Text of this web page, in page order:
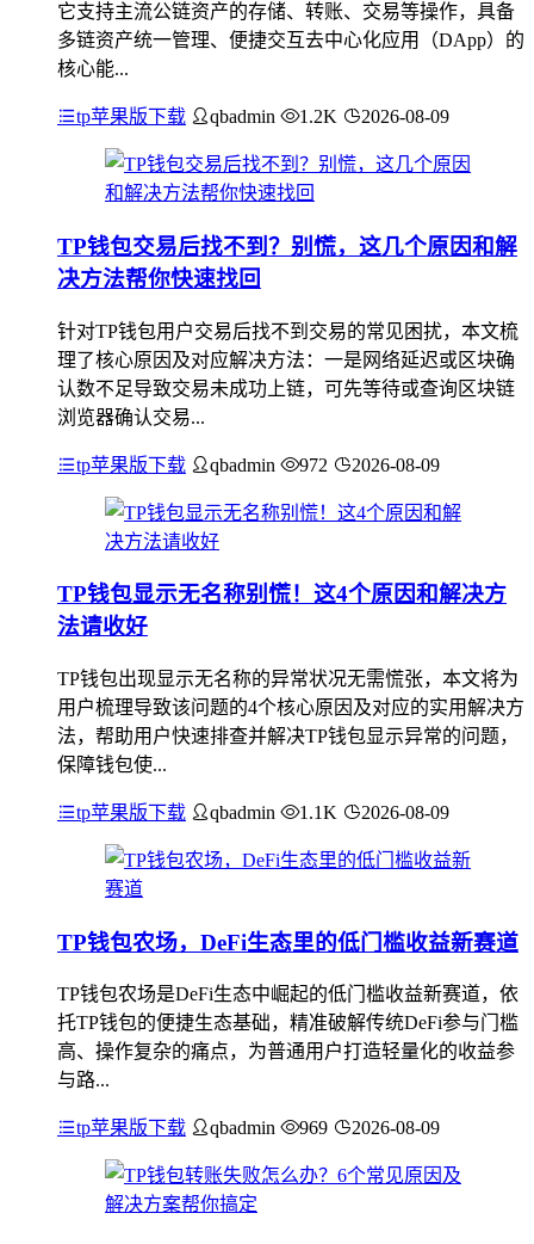
它支持主流公链资产的存储、转账、交易等操作，具备
多链资产统一管理、便捷交互去中心化应用（DApp）的
核心能...
tp苹果版下载 qbadmin 1.2K 2026-08-09
TP钱包交易后找不到？别慌，这几个原因和解
决方法帮你快速找回
针对TP钱包用户交易后找不到交易的常见困扰，本文梳
理了核心原因及对应解决方法：一是网络延迟或区块确
认数不足导致交易未成功上链，可先等待或查询区块链
浏览器确认交易...
tp苹果版下载 qbadmin 972 2026-08-09
TP钱包显示无名称别慌！这4个原因和解决方
法请收好
TP钱包出现显示无名称的异常状况无需慌张，本文将为
用户梳理导致该问题的4个核心原因及对应的实用解决方
法，帮助用户快速排查并解决TP钱包显示异常的问题，
保障钱包使...
tp苹果版下载 qbadmin 1.1K 2026-08-09
TP钱包农场，DeFi生态里的低门槛收益新赛道
TP钱包农场是DeFi生态中崛起的低门槛收益新赛道，依
托TP钱包的便捷生态基础，精准破解传统DeFi参与门槛
高、操作复杂的痛点，为普通用户打造轻量化的收益参
与路...
tp苹果版下载 qbadmin 969 2026-08-09